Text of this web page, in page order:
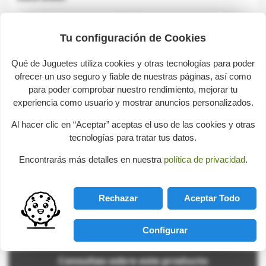
Reference
33722
GPSR. Reglamento sobre seguridad general de
Marca:
BRIO
País del representante:
Dirección:
Robert-Bosch-Str. 1, 88214
Email:
info@ravensburger.de
Consultas sobre este producto
Tu configuración de Cookies
Qué de Juguetes utiliza cookies y otras tecnologías para poder
ofrecer un uso seguro y fiable de nuestras páginas, así como
para poder comprobar nuestro rendimiento, mejorar tu
experiencia como usuario y mostrar anuncios personalizados.
Al hacer clic en “Aceptar” aceptas el uso de las cookies y otras
tecnologías para tratar tus datos.
Encontrarás más detalles en nuestra política de privacidad.
Aceptar Todo
Configurar
Rechazar